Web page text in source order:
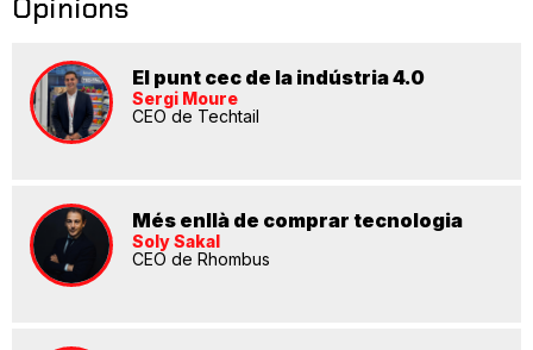
Opinions
El punt cec de la indústria 4.0
Sergi Moure
CEO de Techtail
Més enllà de comprar tecnologia
Soly Sakal
CEO de Rhombus